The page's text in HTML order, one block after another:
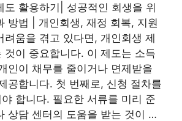
도 활용하기| 성공적인 회생을 위
방법 | 개인회생, 재정 회복, 지원
려움을 겪고 있다면, 개인회생 제
것이 중요합니다. 이 제도는 소득
인이 채무를 줄이거나 면제받을
공합니다. 첫 번째로, 신청 절차를
합니다. 필요한 서류를 미리 준
상담 센터의 도움을 받는 것이 …